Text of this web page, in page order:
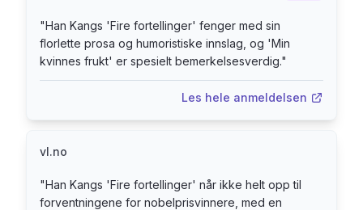
"Han Kangs 'Fire fortellinger' fenger med sin
florlette prosa og humoristiske innslag, og 'Min
kvinnes frukt' er spesielt bemerkelsesverdig."
Les hele anmeldelsen
vl.no
"Han Kangs 'Fire fortellinger' når ikke helt opp til
forventningene for nobelprisvinnere, med en